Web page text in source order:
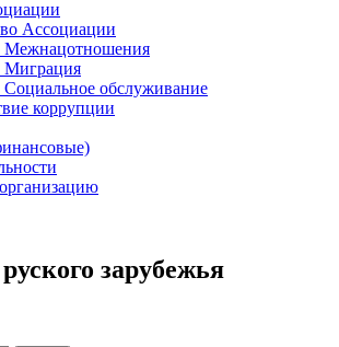
Ассоциации
Межнацотношения
Миграция
Социальное обслуживание
коррупции
зарубежья